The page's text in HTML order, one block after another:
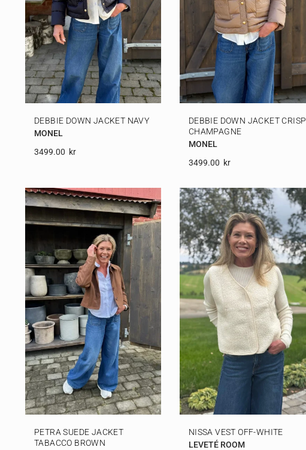
DEBBIE DOWN JACKET NAVY
MONEL
3499.00 Kr
DEBBIE DOWN JACKET CRISP
CHAMPAGNE
MONEL
3499.00 Kr
PETRA SUEDE JACKET
TABACCO BROWN
NISSA VEST OFF-WHITE
LEVETÉ ROOM